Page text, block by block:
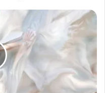
المونديال
تفسير
الطيران
النفس
والتفسير
الإسلامي